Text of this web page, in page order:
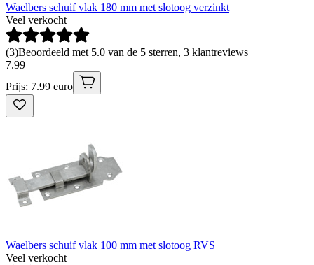
Waelbers schuif vlak 180 mm met slotoog verzinkt
Veel verkocht
(3)Beoordeeld met 5.0 van de 5 sterren, 3 klantreviews
7.99
Prijs: 7.99 euro
Waelbers schuif vlak 100 mm met slotoog RVS
Veel verkocht